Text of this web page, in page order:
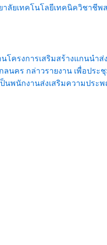
ลัยเทคโนโลยีเทคนิควิชาชี
โครงการเสริมสร้างแกนนำ
คร กล่าวรายงาน เพื่อประ
พนักงานส่งเสริมความประ